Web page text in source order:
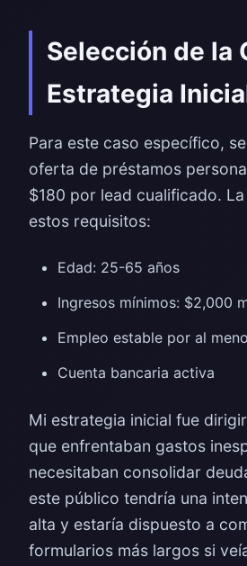
Selección de la
Estrategia
Para este caso específico,
oferta de préstamos
$180 por lead cualificado.
estos requisitos:
Edad: 25-65 años
Ingresos mínimos: $2,000
Empleo estable por al
Cuenta bancaria activa
Mi estrategia inicial fue
que enfrentaban gastos
necesitaban consolidar
este público tendría una
alta y estaría dispuesto a
formularios más largos si